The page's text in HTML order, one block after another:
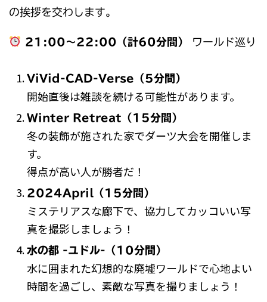
の挨拶を交わします。
21:00～22:00（計60分間） ワールド巡り
ViVid-CAD-Verse（5分間）
開始直後は雑談を続ける可能性があります。
Winter Retreat（15分間）
冬の装飾が施された家でダーツ大会を開催しま
す。
得点が高い人が勝者だ！
2024April（15分間）
ミステリアスな廊下で、協力してカッコいい写
真を撮影しましょう！
水の都 -ユドル-（10分間）
水に囲まれた幻想的な廃墟ワールドで心地よい
時間を過ごし、素敵な写真を撮りましょう！